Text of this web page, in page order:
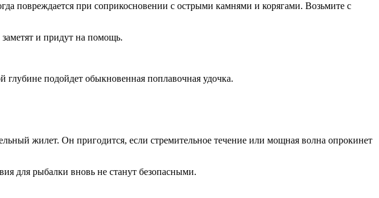
повреждается при соприкосновении с острыми камнями и корягами. Возьмите с
и придут на помощь.
подойдет обыкновенная поплавочная удочка.
жилет. Он пригодится, если стремительное течение или мощная волна опрокинет
для рыбалки вновь не станут безопасными.